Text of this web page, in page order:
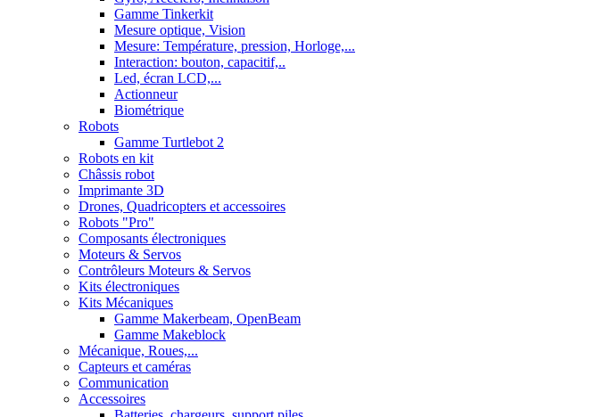
Gamme Tinkerkit
Mesure optique, Vision
Mesure: Température, pression, Horloge,...
Interaction: bouton, capacitif,..
Led, écran LCD,...
Actionneur
Biométrique
Robots
Gamme Turtlebot 2
Robots en kit
Châssis robot
Imprimante 3D
Drones, Quadricopters et accessoires
Robots "Pro"
Composants électroniques
Moteurs & Servos
Contrôleurs Moteurs & Servos
Kits électroniques
Kits Mécaniques
Gamme Makerbeam, OpenBeam
Gamme Makeblock
Mécanique, Roues,...
Capteurs et caméras
Communication
Accessoires